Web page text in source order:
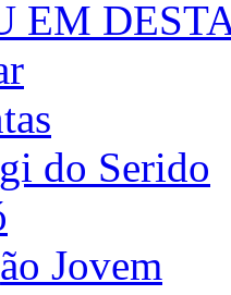
EM
do Serido
Jovem